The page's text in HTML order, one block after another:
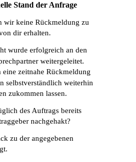
Stand der Anfrage
wir keine Rückmeldung zu
dir erhalten.
wurde erfolgreich an den
weitergeleitet.
eine zeitnahe Rückmeldung
selbstverständlich weiterhin
zukommen lassen.
des Auftrags bereits
nachgehakt?
zu der angegebenen